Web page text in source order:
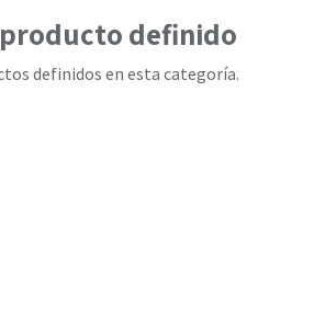
definido
definidos en esta categoría.